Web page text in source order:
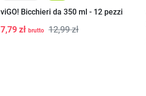
viGO! Bicchieri da 350 ml - 12 pezzi
7,79 zł brutto 12,99 zł
Aggiungi al
carrello